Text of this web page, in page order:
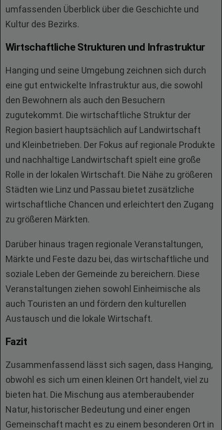
umfassenden Überblick über die Geschichte und
Kultur des Bezirks.
Wirtschaftliche Strukturen und Infrastruktur
Hanging und seine Umgebung zeichnen sich durch
eine gut entwickelte Infrastruktur aus, die sowohl
den Bewohnern als auch den Besuchern
zugutekommt. Die wirtschaftliche Struktur der
Region basiert hauptsächlich auf Landwirtschaft
und Kleinbetrieben. Der Fokus auf regionale Produkte
und nachhaltige Landwirtschaft spielt eine große
Rolle in der lokalen Wirtschaft. Die Nähe zu größeren
Städten wie Linz und Passau bietet zusätzliche
wirtschaftliche Chancen und erleichtert den Zugang
zu größeren Märkten.
Darüber hinaus tragen regionale Veranstaltungen,
Märkte und Feste dazu bei, das wirtschaftliche und
soziale Leben der Gemeinde zu bereichern. Diese
Veranstaltungen ziehen sowohl Einheimische als
auch Touristen an und fördern den kulturellen
Austausch und die lokale Wirtschaft.
Fazit
Zusammenfassend lässt sich sagen, dass Hanging,
obwohl es sich um einen kleinen Ort handelt, viel zu
bieten hat. Die Mischung aus atemberaubender
Natur, historischer Bedeutung und einer engen
Gemeinschaft macht es zu einem besonderen Ort in